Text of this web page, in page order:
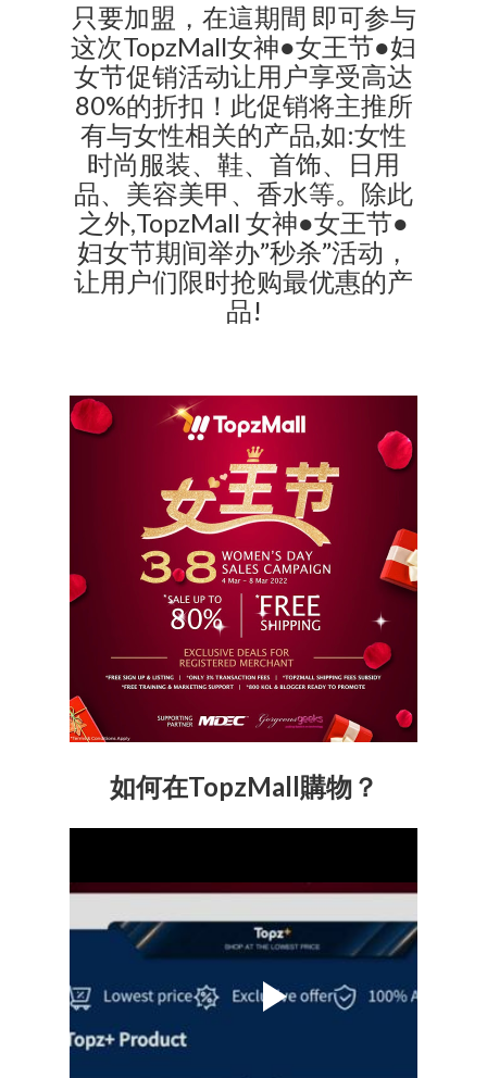
只要加盟，在這期間 即可参与
这次TopzMall女神●女王节●妇
女节促销活动让用户享受高达
80%的折扣！此促销将主推所
有与女性相关的产品,如:女性
时尚服装、鞋、首饰、日用
品、美容美甲、香水等。除此
之外,TopzMall 女神●女王节●
妇女节期间举办”秒杀”活动，
让用户们限时抢购最优惠的产
品!
如何在TopzMall購物？